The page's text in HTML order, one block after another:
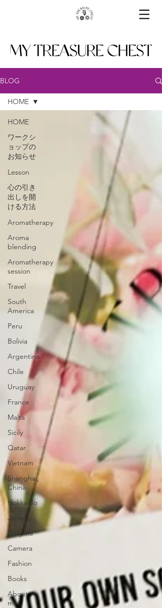
BLOG
HOME
ワークシ
ョップの
お知らせ
Lesson
心の引き
出しを開
ける方法
Aromatherapy
Aroma
blending
Aromatherapy
session
Travel
South
America
Peru
Bolivia
Argentina
Chile
Uruguay
France
Malta
Sicily
Qatar
Vietnam
Shanghai,
China
Hokkaido
Japan
Daily life
Camera
Fashion
Books
About
me
HOME